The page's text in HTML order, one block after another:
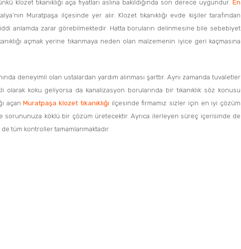
klozet tıkanıklığı aça fiyatları aslına bakıldığında son derece uygundur. En
Muratpaşa ilçesinde yer alır. Klozet tıkanıklığı evde kişiler tarafından
anlamda zarar görebilmektedir. Hatta boruların delinmesine bile sebebiyet
açmak yerine tıkanmaya neden olan malzemenin iyice geri kaçmasına
deneyimli olan ustalardan yardım alınması şarttır. Aynı zamanda tuvaletler
olarak koku geliyorsa da kanalizasyon borularında bir tıkanıklık söz konusu
açanMuratpaşa klozet tıkanıklığı ilçesinde firmamız sizler için en iyi çözüm
sorununuza köklü bir çözüm üretecektir. Ayrıca ilerleyen süreç içerisinde de
tüm kontroller tamamlanmaktadır.